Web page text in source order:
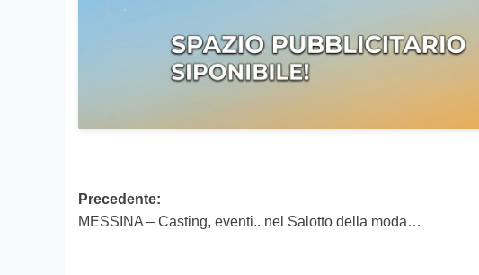
Navigazione
articolo
Precedente:
MESSINA – Casting, eventi.. nel Salotto della moda…